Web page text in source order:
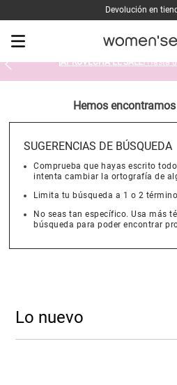
Devolución en
¡APROVECHA EL SALE!Hasta
Hemos
SUGERENCIAS DE BÚSQUEDA
intenta cambiar la ortografía de
Limita tu búsqueda a 1 o 2
Lo nuevo